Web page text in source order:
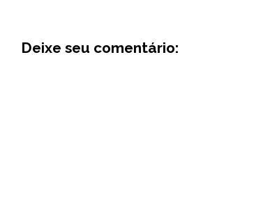
Deixe seu comentário: